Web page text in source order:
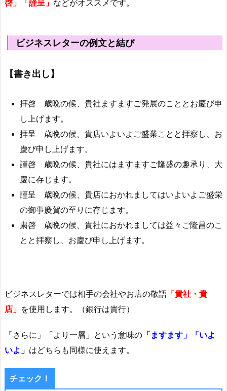
啓」「謹呈」 などがオススメです。
ビジネスレターの例文と結び
【書き出し】
拝啓 歳晩の候、貴社ますますご発展のこととお慶び申
し上げます。
拝呈 歳晩の候、貴店いよいよご盛業ことと拝察し、お
慶び申し上げます。
謹啓 歳晩の候、貴社にはますますご隆盛の趣承り、大
慶に存じます。
謹呈 歳晩の候、貴店におかれましてはいよいよご盛栄
の御事慶賀の至りに存じます。
粛啓 歳晩の候、貴社におかれましては益々ご隆昌のこ
とと拝察し、お慶び申し上げます。
ビジネスレターでは相手の会社やお店の敬語 「貴社・貴
店」 を使用します。（銀行は貴行）
「さらに」「より一層」という意味の 「ますます」「いよ
いよ」 はどちらも同様に使えます。
チェック！